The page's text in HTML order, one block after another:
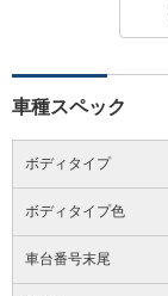
車種スペック
ボディタイプ
ボディタイプ色
車台番号末尾